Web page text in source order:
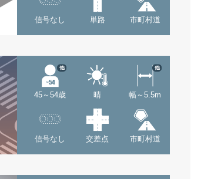
信号なし 単路 市町村道
45～54歳
他
晴 幅～5.5m
他
信号なし 交差点 市町村道